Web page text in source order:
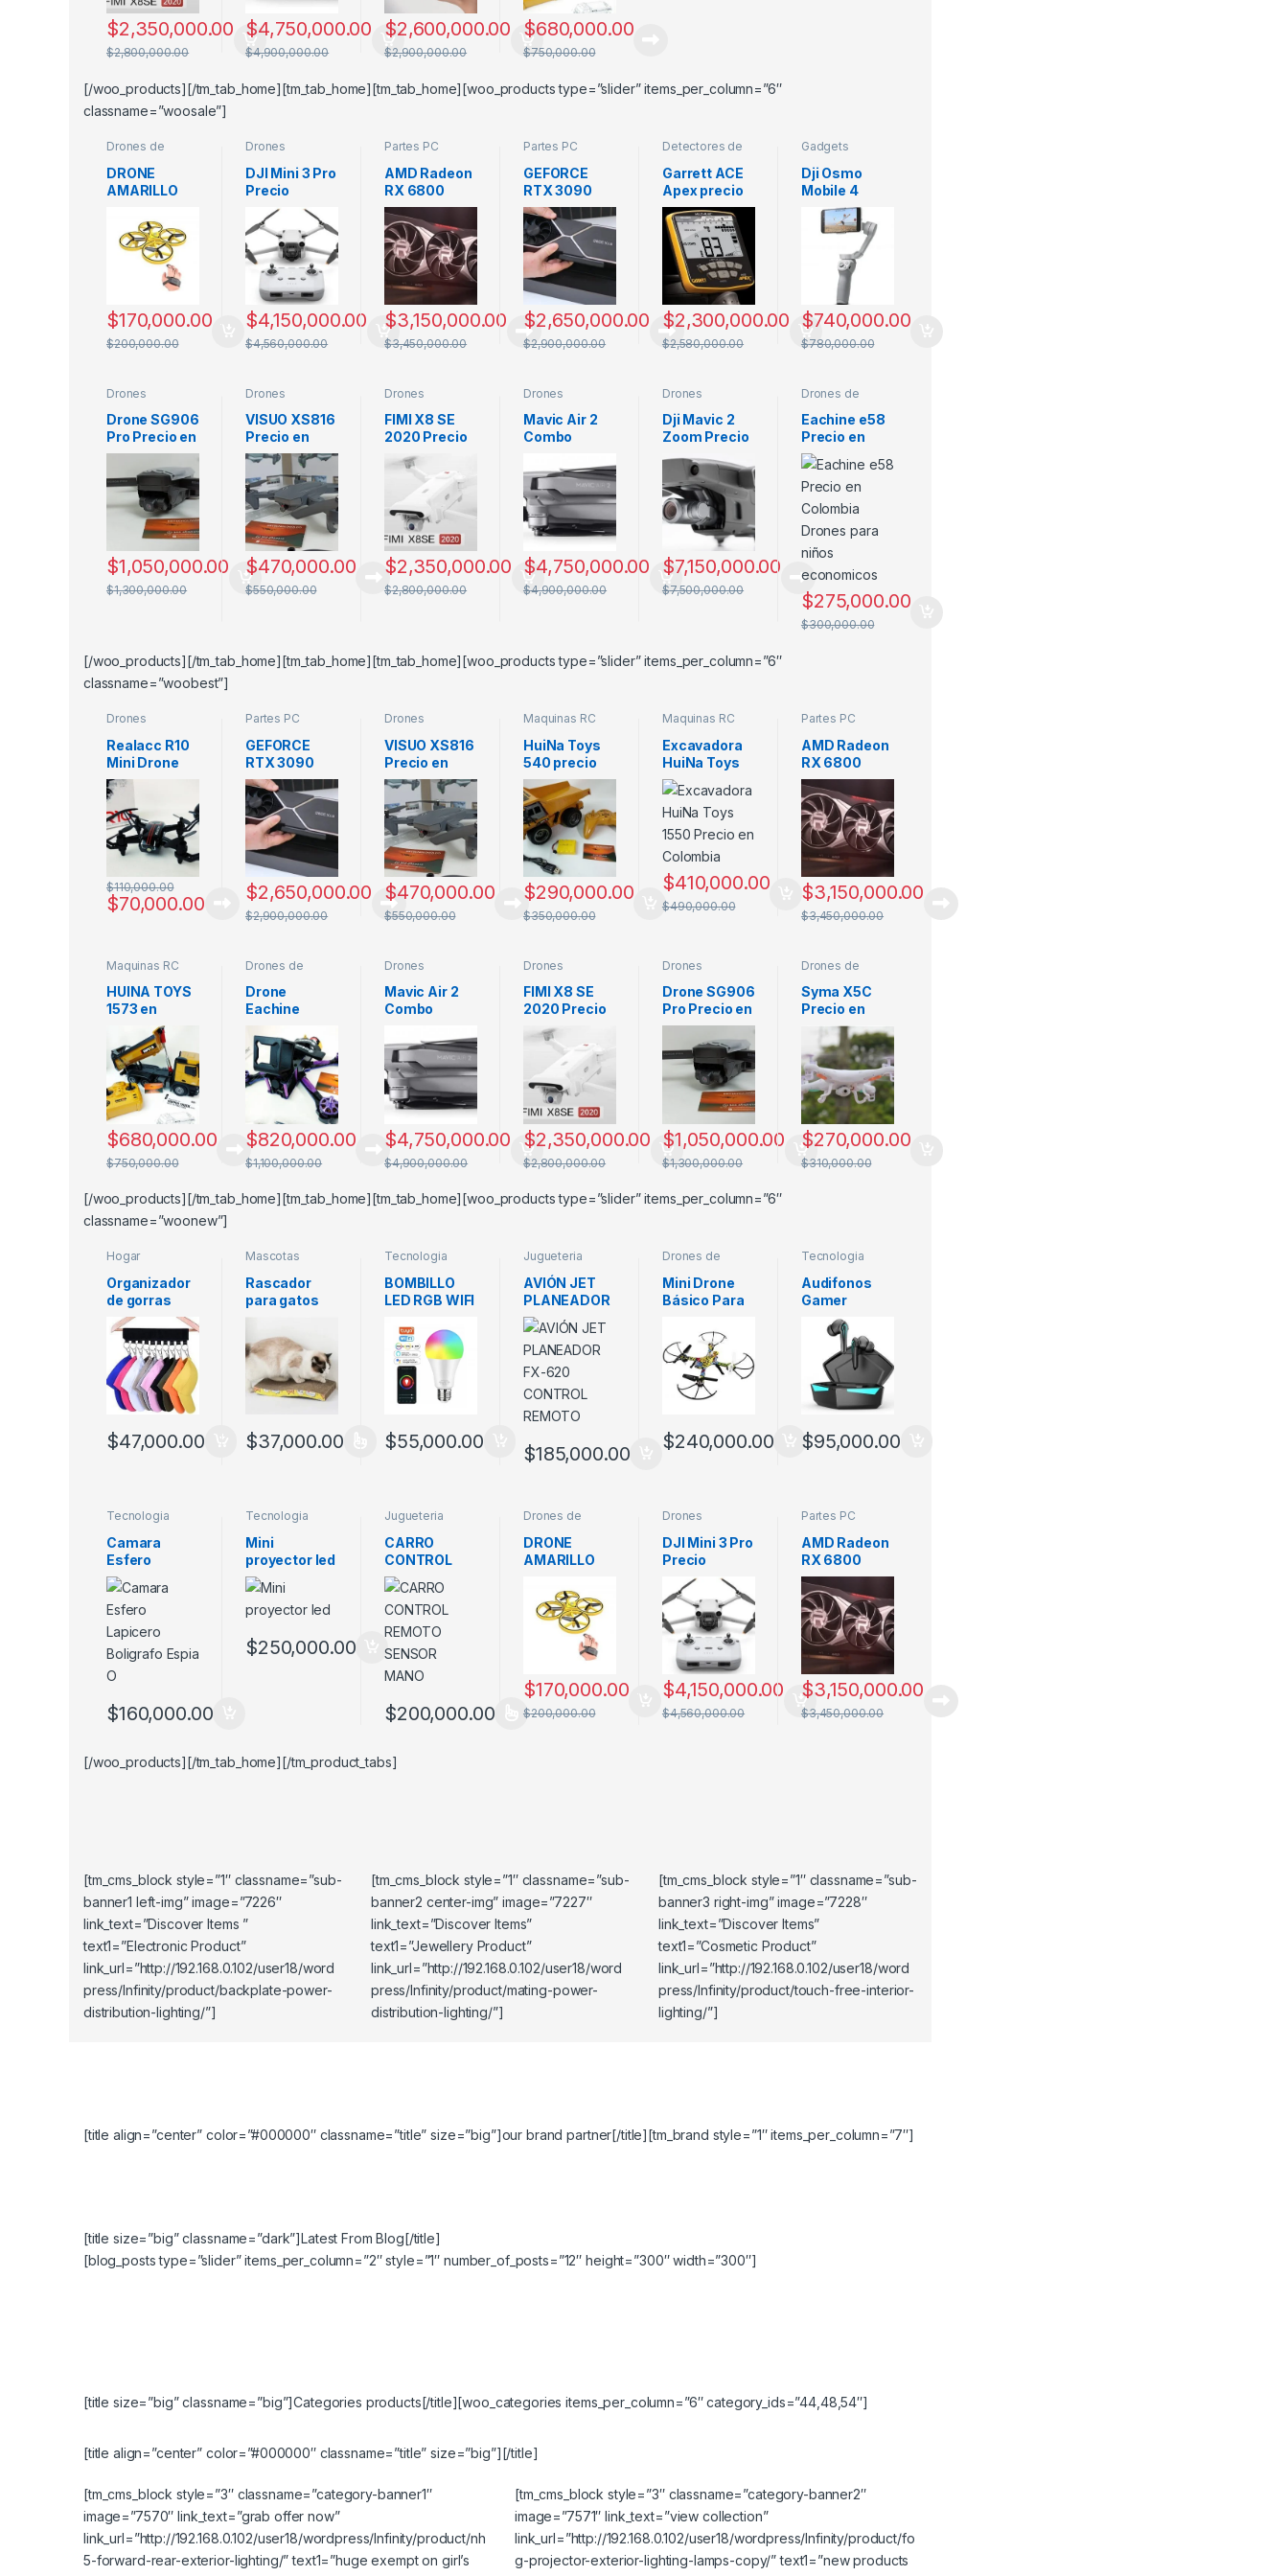
$2,350,000.00
$2,800,000.00
$4,750,000.00
$4,900,000.00
$2,600,000.00
$2,900,000.00
$680,000.00
$750,000.00
[/woo_products][/tm_tab_home][tm_tab_home][tm_tab_home][woo_products type=”slider” items_per_column=”6″
classname=”woosale”]
Drones de
Jugueteria
DRONE
AMARILLO
$170,000.00
$200,000.00
Drones
DJI Mini 3 Pro
Precio
Colombia
$4,150,000.00
$4,560,000.00
Partes PC
AMD Radeon
RX 6800
6900 XT
Precio
Colombia
$3,150,000.00
$3,450,000.00
Partes PC
GEFORCE
RTX 3090
3080 3070
Precio
Colombia
$2,650,000.00
$2,900,000.00
Detectores de
Garrett ACE
Apex precio
Colombia
Característic
as
$2,300,000.00
$2,580,000.00
Gadgets
Dji Osmo
Mobile 4
Combo
precio
Colombia
Característic
as DJI OM 4
$740,000.00
$780,000.00
Drones
Drone SG906
Pro Precio en
Colombia
MEJOR
Drone con
GPS
$1,050,000.00
$1,300,000.00
Drones
VISUO XS816
Precio en
Colombia
Drone con
Sensor
Óptico
$470,000.00
$550,000.00
Drones
FIMI X8 SE
2020 Precio
Colombia
Característic
as y Ficha
$2,350,000.00
$2,800,000.00
Drones
Mavic Air 2
Combo
Colombia
Característic
as y Ficha
Técnica
$4,750,000.00
$4,900,000.00
Drones
Dji Mavic 2
Zoom Precio
Drone Para
Fotografia
$7,150,000.00
$7,500,000.00
Drones de
Eachine e58
Precio en
Colombia
Drones para
niños
economicos
$275,000.00
$300,000.00
[/woo_products][/tm_tab_home][tm_tab_home][tm_tab_home][woo_products type=”slider” items_per_column=”6″
classname=”woobest”]
Drones
Realacc R10
Mini Drone
para niños en
Colombia
$70,000.00
$110,000.00
Partes PC
GEFORCE
RTX 3090
3080 3070
Precio
Colombia
$2,650,000.00
$2,900,000.00
Drones
VISUO XS816
Precio en
Colombia
Drone con
Sensor
Óptico
$470,000.00
$550,000.00
Maquinas RC
HuiNa Toys
540 precio
en Colombia
maquinaria
pesada a
escala
$290,000.00
$350,000.00
Maquinas RC
Excavadora
HuiNa Toys
1550 Precio
en Colombia
$410,000.00
$490,000.00
Partes PC
AMD Radeon
RX 6800
6900 XT
Precio
Colombia
$3,150,000.00
$3,450,000.00
Maquinas RC
HUINA TOYS
1573 en
Colombia
Camión
doble troque
a control
remoto
$680,000.00
$750,000.00
Drones de
Drone
Eachine
X220s en
Colombia
$820,000.00
$1,100,000.00
Drones
Mavic Air 2
Combo
Colombia
Característic
as y Ficha
Técnica
$4,750,000.00
$4,900,000.00
Drones
FIMI X8 SE
2020 Precio
Colombia
Característic
as y Ficha
Técnica
$2,350,000.00
$2,800,000.00
Drones
Drone SG906
Pro Precio en
Colombia
MEJOR
Drone con
GPS
$1,050,000.00
$1,300,000.00
Drones de
Syma X5C
Precio en
Colombia
Mejor Drone
para niños
2020
$270,000.00
$310,000.00
[/woo_products][/tm_tab_home][tm_tab_home][tm_tab_home][woo_products type=”slider” items_per_column=”6″
classname=”woonew”]
Hogar
Organizador
de gorras
$47,000.00
Mascotas
Rascador
para gatos
ondulado
amarillo
$37,000.00
Este producto tiene múltiples variantes. Las opciones se pueden elegir en la página de producto
Tecnologia
BOMBILLO
LED RGB WIFI
$55,000.00
Jugueteria
AVIÓN JET
PLANEADOR
FX-620
CONTROL
REMOTO
$185,000.00
Drones de
Mini Drone
Básico Para
$240,000.00
Tecnologia
Audifonos
Gamer
Inalambricos
P30 en
Colombia
$95,000.00
Tecnologia
Camara
Esfero
Lapicero
Boligrafo
Espia O
$160,000.00
Tecnologia
Mini
proyector led
$250,000.00
Jugueteria
CARRO
CONTROL
REMOTO
SENSOR
MANO
$200,000.00
Este producto tiene múltiples variantes. Las opciones se pueden elegir en la página de producto
Drones de
Jugueteria
DRONE
AMARILLO
$170,000.00
$200,000.00
Drones
DJI Mini 3 Pro
Precio
Colombia
$4,150,000.00
$4,560,000.00
Partes PC
AMD Radeon
RX 6800
6900 XT
Precio
Colombia
$3,150,000.00
$3,450,000.00
[/woo_products][/tm_tab_home][/tm_product_tabs]
[tm_cms_block style=”1″ classname=”sub-
banner1 left-img” image=”7226″
link_text=”Discover Items ”
text1=”Electronic Product”
link_url=”http://192.168.0.102/user18/word
press/Infinity/product/backplate-power-
distribution-lighting/”]
[tm_cms_block style=”1″ classname=”sub-
banner2 center-img” image=”7227″
link_text=”Discover Items”
text1=”Jewellery Product”
link_url=”http://192.168.0.102/user18/word
press/Infinity/product/mating-power-
distribution-lighting/”]
[tm_cms_block style=”1″ classname=”sub-
banner3 right-img” image=”7228″
link_text=”Discover Items”
text1=”Cosmetic Product”
link_url=”http://192.168.0.102/user18/word
press/Infinity/product/touch-free-interior-
lighting/”]
[title align=”center” color=”#000000″ classname=”title” size=”big”]our brand partner[/title][tm_brand style=”1″ items_per_column=”7″]
[title size=”big” classname=”dark”]Latest From Blog[/title]
[blog_posts type=”slider” items_per_column=”2″ style=”1″ number_of_posts=”12″ height=”300″ width=”300″]
[title size=”big” classname=”big”]Categories products[/title][woo_categories items_per_column=”6″ category_ids=”44,48,54″]
[title align=”center” color=”#000000″ classname=”title” size=”big”][/title]
[tm_cms_block style=”3″ classname=”category-banner1″
image=”7570″ link_text=”grab offer now”
link_url=”http://192.168.0.102/user18/wordpress/Infinity/product/nh
5-forward-rear-exterior-lighting/” text1=”huge exempt on girl’s
[tm_cms_block style=”3″ classname=”category-banner2″
image=”7571″ link_text=”view collection”
link_url=”http://192.168.0.102/user18/wordpress/Infinity/product/fo
g-projector-exterior-lighting-lamps-copy/” text1=”new products